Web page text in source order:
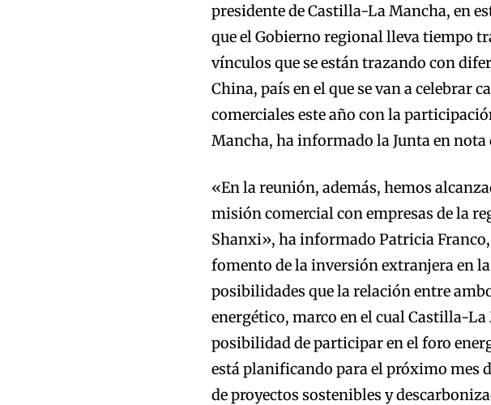
presidente de Castilla-La Mancha, en
que el Gobierno regional lleva tiempo
vínculos que se están trazando con
China, país en el que se van a celebrar
comerciales este año con la
Mancha, ha informado la Junta en nota
«En la reunión, además, hemos
misión comercial con empresas de la
Shanxi», ha informado Patricia
fomento de la inversión extranjera en
posibilidades que la relación entre
energético, marco en el cual Castilla-
posibilidad de participar en el foro
está planificando para el próximo mes
de proyectos sostenibles y